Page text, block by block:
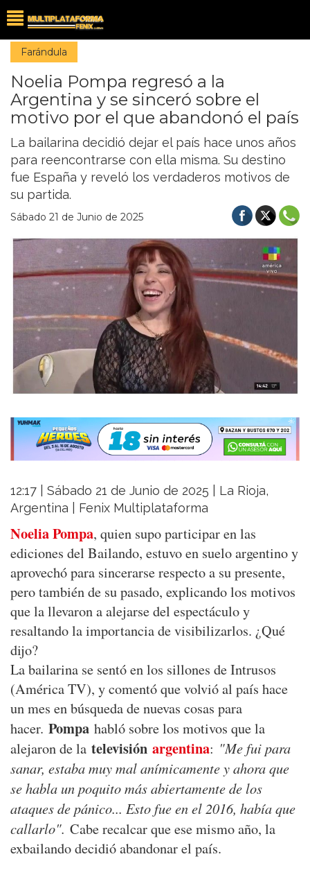
Farándula
Noelia Pompa regresó a la
Argentina y se sinceró sobre el
motivo por el que abandonó el país
La bailarina decidió dejar el país hace unos años
para reencontrarse con ella misma. Su destino
fue España y reveló los verdaderos motivos de
su partida.
Sábado 21 de Junio de 2025
12:17 | Sábado 21 de Junio de 2025 | La Rioja,
Argentina | Fenix Multiplataforma
Noelia Pompa, quien supo participar en las
ediciones del Bailando, estuvo en suelo argentino y
aprovechó para sincerarse respecto a su presente,
pero también de su pasado, explicando los motivos
que la llevaron a alejarse del espectáculo y
resaltando la importancia de visibilizarlos. ¿Qué
dijo?
La bailarina se sentó en los sillones de Intrusos
(América TV), y comentó que volvió al país hace
un mes en búsqueda de nuevas cosas para
hacer. Pompa habló sobre los motivos que la
alejaron de la televisión argentina: "Me fui para
sanar, estaba muy mal anímicamente y ahora que
se habla un poquito más abiertamente de los
ataques de pánico... Esto fue en el 2016, había que
callarlo". Cabe recalcar que ese mismo año, la
exbailando decidió abandonar el país.